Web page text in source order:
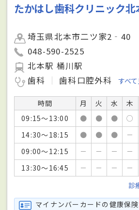
たかはし歯科クリニック北
埼玉県北本市二ツ家2‐40
048-590-2525
北本駅 桶川駅
歯科
歯科口腔外科 すべ
時間 月 火 水 木
09:15～13:00
● ● ● ○
14:30～18:15
● ● ● －
09:00～12:15
－ － － －
13:30～16:45
－ － － －
診
マイナンバーカードの健康保